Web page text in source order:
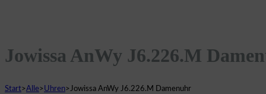
Jowissa AnWy J6.226.M
Start>Alle>Uhren>Jowissa AnWy J6.226.M Damenuhr